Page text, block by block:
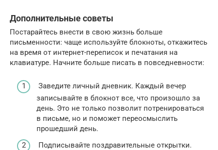
Дополнительные советы
Постарайтесь внести в свою жизнь больше
письменности: чаще используйте блокноты, откажитесь
на время от интернет-переписок и печатания на
клавиатуре. Начните больше писать в повседневности:
Заведите личный дневник. Каждый вечер
записывайте в блокнот все, что произошло за
день. Это не только позволит потренироваться
в письме, но и поможет переосмыслить
прошедший день.
Подписывайте поздравительные открытки.